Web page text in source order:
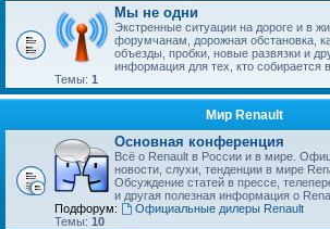
Мы не одни
Экстренные ситуации на дороге и в
форумчанам, дорожная обстановка,
объезды, пробки, новые развязки и
информация для тех, кто собирается в
Темы: 1
Мир Renault
Основная конференция
Всё о Renault в России и в мире.
новости, слухи, тенденции в мире
Обсуждение статей в прессе,
и другая полезная информация о
Подфорум:
Официальные дилеры Renault
Темы: 10